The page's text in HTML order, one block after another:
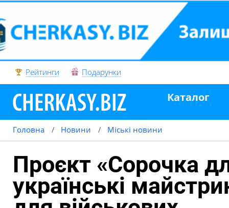
Рейтинги Подарунки
Каталог
Головна Новини Міські новини
Проєкт «Сорочка
українські